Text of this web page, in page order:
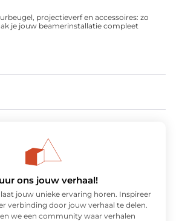
projectieverf en accessoires: zo
je jouw beamerinstallatie compleet
ons jouw verhaal!
laat jouw unieke ervaring horen. Inspireer
verbinding door jouw verhaal te delen.
we een community waar verhalen